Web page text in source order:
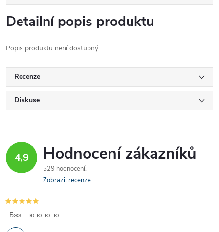
Detailní popis produktu
Popis produktu není dostupný
Recenze
Diskuse
4,9 Hodnocení zákazníků
529 hodnocení
Zobrazit recenze
. Бжз. . .ю ю..ю .ю..